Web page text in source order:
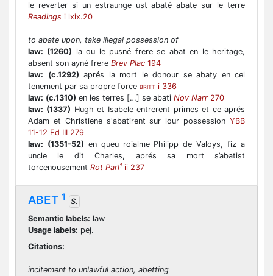
le reverter si un estraunge ust abaté abate sur le terre
Readings i lxix.20
to abate upon, take illegal possession of
law: (1260) la ou le pusné frere se abat en le heritage,
absent son ayné frere Brev Plac 194
law:
(c.1292) aprés la mort le donour se abaty en cel
tenement par sa propre force BRITT i 336
law: (c.1310) en les terres […] se abati Nov Narr 270
law: (1337) Hugh et Isabele entrerent primes et ce aprés
Adam et Christiene s'abatirent sur lour possession YBB
11-12 Ed III 279
law: (1351-52) en queu roialme Philipp de Valoys, fiz a
uncle le dit Charles, aprés sa mort s’abatist
torcenousement Rot Parl1 ii 237
ABET 1
S.
Semantic labels: law
Usage labels: pej.
Citations:
incitement to unlawful action, abetting